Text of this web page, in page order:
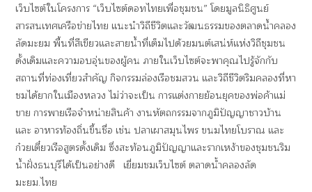
เว็บไซต์ในโครงการ “เว็บไซต์ดอทไทยเพื่อชุมชน” โดยมูลนิธิศูนย์
สารสนเทศเครือข่ายไทย แนะนำวิถีชีวิตและวัฒนธรรมของตลาดน้ำคลอง
ลัดมะยม พื้นที่สีเขียวและสายน้ำที่เต็มไปด้วยมนต์เสน่ห์แห่งวิถีชุมชน
ดั้งเดิมและความอบอุ่นของผู้คน ภายในเว็บไซต์จะพาคุณไปรู้จักกับ
สถานที่ท่องเที่ยวสำคัญ กิจกรรมล่องเรือชมสวน และวิถีชีวิตริมคลองที่หา
ชมได้ยากในเมืองหลวง ไม่ว่าจะเป็น การแต่งกายย้อนยุคของพ่อค้าแม่
ขาย การพายเรือจำหน่ายสินค้า งานหัตถกรรมจากภูมิปัญญาชาวบ้าน
และ อาหารท้องถิ่นขึ้นชื่อ เช่น ปลาเผาสมุนไพร ขนมไทยโบราณ และ
ก๋วยเตี๋ยวเรือสูตรดั้งเดิม ซึ่งสะท้อนภูมิปัญญาและรากเหง้าของชุมชนริม
น้ำฝั่งธนบุรีได้เป็นอย่างดี เยี่ยมชมเว็บไซต์ ตลาดน้ําคลองลัด
มะยม.ไทย